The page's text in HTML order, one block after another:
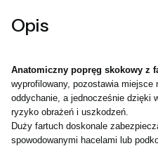
Opis
Anatomiczny popręg skokowy z
wyprofilowany, pozostawia miejsce
oddychanie, a jednocześnie dzięki
ryzyko obrażeń i uszkodzeń.
Duży fartuch doskonale
spowodowanymi hacelami lub